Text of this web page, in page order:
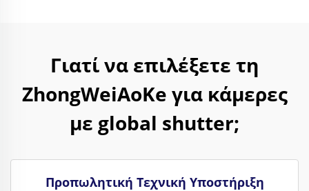
Γιατί να επιλέξετε τη
ZhongWeiAoKe για κάμερες
με global shutter;
Προπωλητική Τεχνική Υποστήριξη